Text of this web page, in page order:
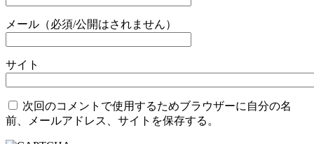
メール（必須/公開はされません）
サイト
次回のコメントで使用するためブラウザーに自分の名
前、メールアドレス、サイトを保存する。